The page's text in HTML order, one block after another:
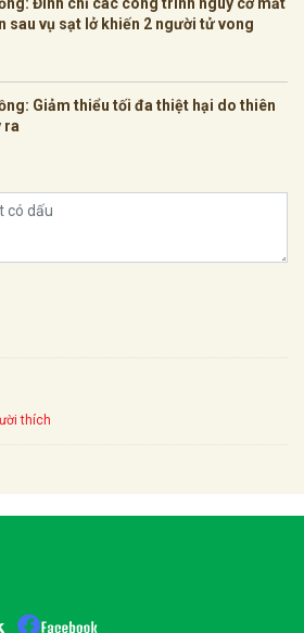
Đình chỉ các công trình nguy cơ mất
sau vụ sạt lở khiến 2 người tử vong
Giảm thiểu tối đa thiệt hại do thiên
ra
thích